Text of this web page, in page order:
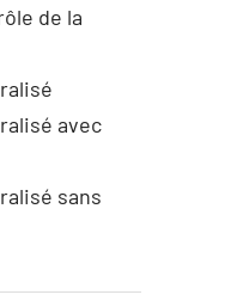
de la
avec
sans